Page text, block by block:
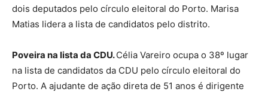
dois deputados pelo círculo eleitoral do Porto. Marisa
Matias lidera a lista de candidatos pelo distrito.
Poveira na lista da CDU.Célia Vareiro ocupa o 38º lugar
na lista de candidatos da CDU pelo círculo eleitoral do
Porto. A ajudante de ação direta de 51 anos é dirigente